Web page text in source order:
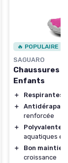
🔥 POPULAIRE
SAGUARO
Chaussures
Enfants
＋ Respirantes
＋
renforcée
＋
Polyvalentes
aquatiques et
＋
Bon maintien
croissance